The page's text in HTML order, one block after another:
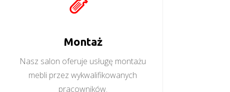
Montaż
Nasz salon oferuje usługę montażu
mebli przez wykwalifikowanych
pracowników.